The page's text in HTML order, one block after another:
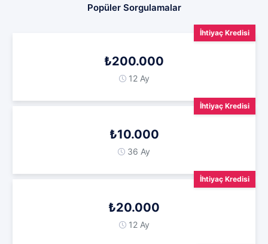
Popüler Sorgulamalar
İhtiyaç Kredisi
₺200.000
12 Ay
İhtiyaç Kredisi
₺10.000
36 Ay
İhtiyaç Kredisi
₺20.000
12 Ay